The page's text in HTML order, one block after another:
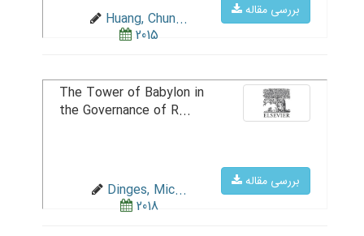
بررسی مقاله
Huang, Chun...
2015
بررسی مقاله
The Tower of Babylon in
the Governance of R...
Dinges, Mic...
2018